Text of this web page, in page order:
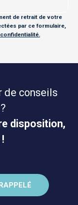
de retrait de votre
par ce formulaire,
de conseils
disposition,